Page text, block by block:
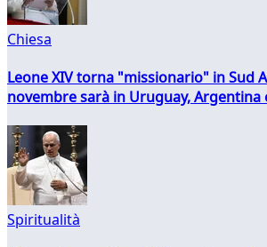
Chiesa
Leone XIV torna "missionario" in Sud
novembre sarà in Uruguay, Argentina
Spiritualità